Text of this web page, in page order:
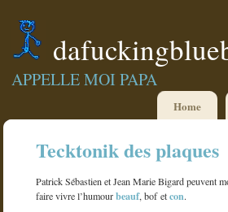
APPELLE MOI PAPA
Home
Tecktonik des plaques
Patrick Sébastien et Jean Marie Bigard peuvent
faire vivre l’humourbeauf, bof etcon.